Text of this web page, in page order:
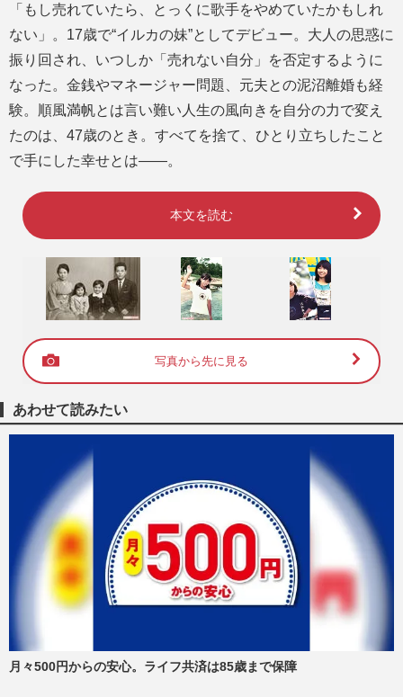
「もし売れていたら、とっくに歌手をやめていたかもしれ
ない」。17歳で“イルカの妹”としてデビュー。大人の思惑に
振り回され、いつしか「売れない自分」を否定するように
なった。金銭やマネージャー問題、元夫との泥沼離婚も経
験。順風満帆とは言い難い人生の風向きを自分の力で変え
たのは、47歳のとき。すべてを捨て、ひとり立ちしたこと
で手にした幸せとは――。
本文を読む
写真から先に見る
あわせて読みたい
月々500円からの安心。ライフ共済は85歳まで保障